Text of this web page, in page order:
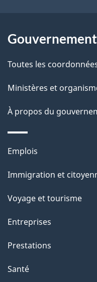
o
m
e
n
t
l
p
a
g
e
Toutes les
Ministères et
À propos du
Thèmes
sujets
Emplois
Immigration et
Voyage et tourisme
Entreprises
Prestations
Santé